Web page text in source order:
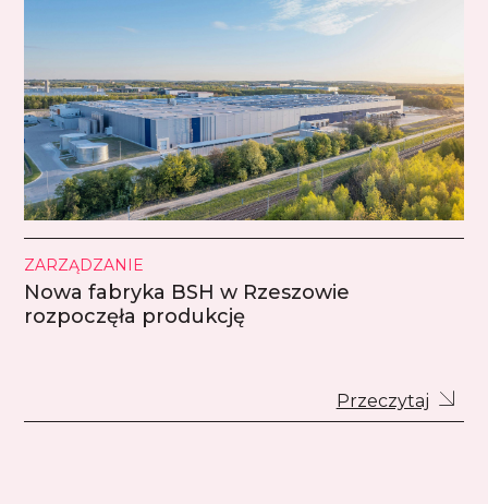
ZARZĄDZANIE
Nowa fabryka BSH w Rzeszowie
rozpoczęła produkcję
Przeczytaj